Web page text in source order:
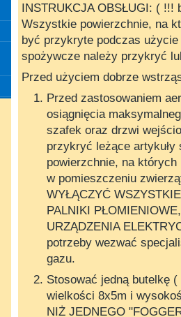
INSTRUKCJA OBSŁUGI: ( !!!
Wszystkie powierzchnie, na
być przykryte podczas użycie
spożywcze należy przykryć
Przed użyciem dobrze
Przed zastosowaniem
osiągnięcia
szafek oraz drzwi
przykryć leżące
powierzchnie, na
w pomieszczeniu
WYŁĄCZYĆ
PALNIKI
URZĄDZENIA
potrzeby wezwać
gazu.
Stosować jedną butelkę
wielkości 8x5m i
NIŻ JEDNEGO